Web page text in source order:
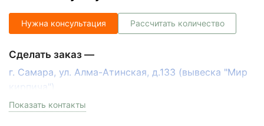
Нужна консультация Рассчитать количество
Сделать заказ —
г. Самара, ул. Алма-Атинская, д.133 (вывеска "Мир
кирпича")
пн-пт с 9:00 до 18:00, сб с 10:00 до 16:00
Показать контакты